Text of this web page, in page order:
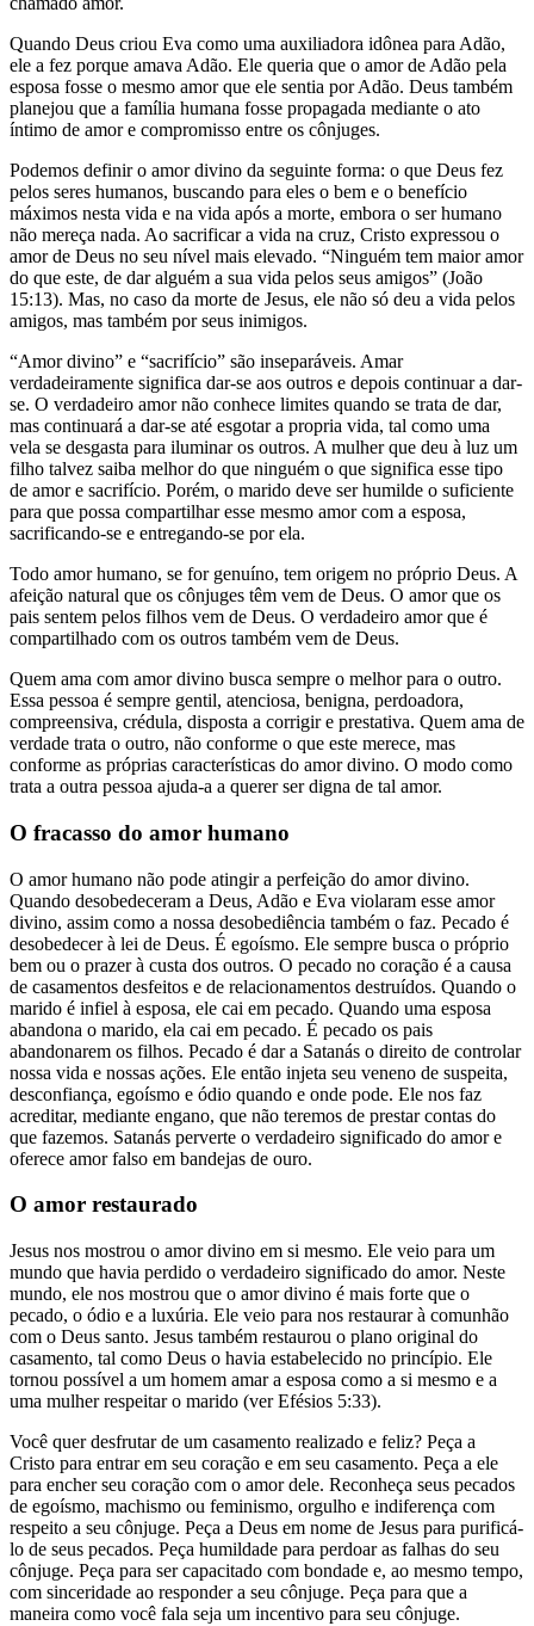
Quando Deus criou Eva como uma auxiliadora idônea para Adão,
ele a fez porque amava Adão. Ele queria que o amor de Adão pela
esposa fosse o mesmo amor que ele sentia por Adão. Deus também
planejou que a família humana fosse propagada mediante o ato
íntimo de amor e compromisso entre os cônjuges.
Podemos definir o amor divino da seguinte forma: o que Deus fez
pelos seres humanos, buscando para eles o bem e o benefício
máximos nesta vida e na vida após a morte, embora o ser humano
não mereça nada. Ao sacrificar a vida na cruz, Cristo expressou o
amor de Deus no seu nível mais elevado. “Ninguém tem maior amor
do que este, de dar alguém a sua vida pelos seus amigos” (João
15:13). Mas, no caso da morte de Jesus, ele não só deu a vida pelos
amigos, mas também por seus inimigos.
“Amor divino” e “sacrifício” são inseparáveis. Amar
verdadeiramente significa dar-se aos outros e depois continuar a dar-
se. O verdadeiro amor não conhece limites quando se trata de dar,
mas continuará a dar-se até esgotar a propria vida, tal como uma
vela se desgasta para iluminar os outros. A mulher que deu à luz um
filho talvez saiba melhor do que ninguém o que significa esse tipo
de amor e sacrifício. Porém, o marido deve ser humilde o suficiente
para que possa compartilhar esse mesmo amor com a esposa,
sacrificando-se e entregando-se por ela.
Todo amor humano, se for genuíno, tem origem no próprio Deus. A
afeição natural que os cônjuges têm vem de Deus. O amor que os
pais sentem pelos filhos vem de Deus. O verdadeiro amor que é
compartilhado com os outros também vem de Deus.
Quem ama com amor divino busca sempre o melhor para o outro.
Essa pessoa é sempre gentil, atenciosa, benigna, perdoadora,
compreensiva, crédula, disposta a corrigir e prestativa. Quem ama de
verdade trata o outro, não conforme o que este merece, mas
conforme as próprias características do amor divino. O modo como
trata a outra pessoa ajuda-a a querer ser digna de tal amor.
O fracasso do amor humano
O amor humano não pode atingir a perfeição do amor divino.
Quando desobedeceram a Deus, Adão e Eva violaram esse amor
divino, assim como a nossa desobediência também o faz. Pecado é
desobedecer à lei de Deus. É egoísmo. Ele sempre busca o próprio
bem ou o prazer à custa dos outros. O pecado no coração é a causa
de casamentos desfeitos e de relacionamentos destruídos. Quando o
marido é infiel à esposa, ele cai em pecado. Quando uma esposa
abandona o marido, ela cai em pecado. É pecado os pais
abandonarem os filhos. Pecado é dar a Satanás o direito de controlar
nossa vida e nossas ações. Ele então injeta seu veneno de suspeita,
desconfiança, egoísmo e ódio quando e onde pode. Ele nos faz
acreditar, mediante engano, que não teremos de prestar contas do
que fazemos. Satanás perverte o verdadeiro significado do amor e
oferece amor falso em bandejas de ouro.
O amor restaurado
Jesus nos mostrou o amor divino em si mesmo. Ele veio para um
mundo que havia perdido o verdadeiro significado do amor. Neste
mundo, ele nos mostrou que o amor divino é mais forte que o
pecado, o ódio e a luxúria. Ele veio para nos restaurar à comunhão
com o Deus santo. Jesus também restaurou o plano original do
casamento, tal como Deus o havia estabelecido no princípio. Ele
tornou possível a um homem amar a esposa como a si mesmo e a
uma mulher respeitar o marido (ver Efésios 5:33).
Você quer desfrutar de um casamento realizado e feliz? Peça a
Cristo para entrar em seu coração e em seu casamento. Peça a ele
para encher seu coração com o amor dele. Reconheça seus pecados
de egoísmo, machismo ou feminismo, orgulho e indiferença com
respeito a seu cônjuge. Peça a Deus em nome de Jesus para purificá-
lo de seus pecados. Peça humildade para perdoar as falhas do seu
cônjuge. Peça para ser capacitado com bondade e, ao mesmo tempo,
com sinceridade ao responder a seu cônjuge. Peça para que a
maneira como você fala seja um incentivo para seu cônjuge.